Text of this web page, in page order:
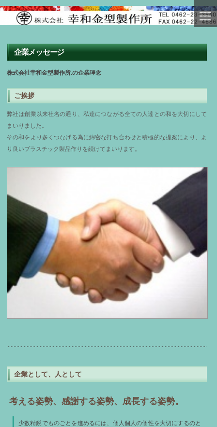
企業メッセージ
株式会社幸和金型製作所.の企業理念
ご挨拶
弊社は創業以来社名の通り、私達につながる全ての人達との和を大切にして
まいりました。
その和をより多くつなげる為に綿密な打ち合わせと積極的な提案により、よ
り良いプラスチック製品作りを続けてまいります。
企業として、人として
考える姿勢、感謝する姿勢、成長する姿勢。
少数精鋭でものごとを進めるには、個人個人の個性を大切にするのと